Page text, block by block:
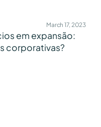
March 17, 2023
em expansão:
corporativas?